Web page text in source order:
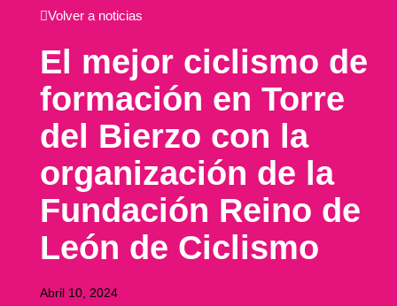
Volver a noticias
El mejor ciclismo de
formación en Torre
del Bierzo con la
organización de la
Fundación Reino de
León de Ciclismo
Abril 10, 2024